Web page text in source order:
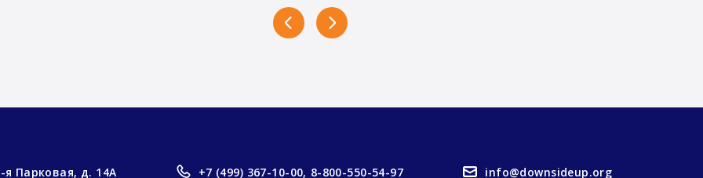
я Парковая, д. 14А +7 (499) 367-10-00, 8-800-550-54-97 info@downsideup.org